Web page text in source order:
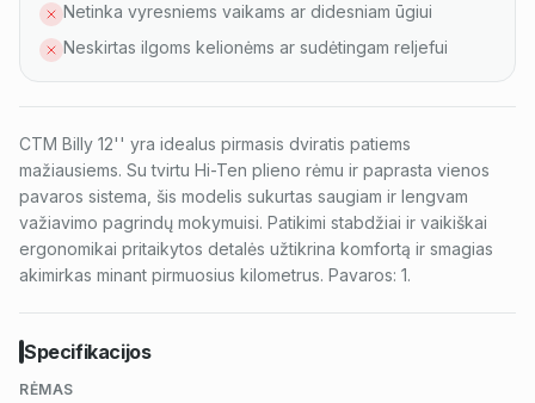
Netinka vyresniems vaikams ar didesniam ūgiui
Neskirtas ilgoms kelionėms ar sudėtingam reljefui
CTM Billy 12'' yra idealus pirmasis dviratis patiems
mažiausiems. Su tvirtu Hi-Ten plieno rėmu ir paprasta vienos
pavaros sistema, šis modelis sukurtas saugiam ir lengvam
važiavimo pagrindų mokymuisi. Patikimi stabdžiai ir vaikiškai
ergonomikai pritaikytos detalės užtikrina komfortą ir smagias
akimirkas minant pirmuosius kilometrus. Pavaros: 1.
Specifikacijos
RĖMAS